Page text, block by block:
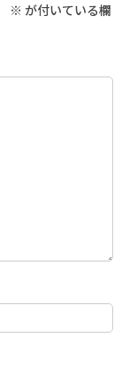
※ が付いている欄